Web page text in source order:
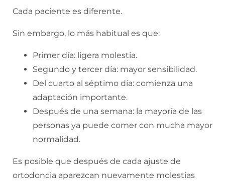
Cada paciente es diferente.
Sin embargo, lo más habitual es que:
Primer día: ligera molestia.
Segundo y tercer día: mayor sensibilidad.
Del cuarto al séptimo día: comienza una
adaptación importante.
Después de una semana: la mayoría de las
personas ya puede comer con mucha mayor
normalidad.
Es posible que después de cada ajuste de
ortodoncia aparezcan nuevamente molestias